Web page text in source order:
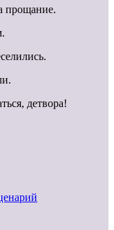
прощание.
детвора!